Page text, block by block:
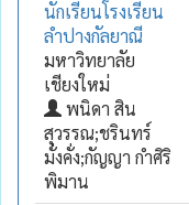
นักเรียนโรงเรียน
ลำปางกัลยาณี
มหาวิทยาลัย
เชียงใหม่
พนิดา สิน
สุวรรณ;ชรินทร์
มั่งคั่ง;กัญญา กำศิริ
พิมาน